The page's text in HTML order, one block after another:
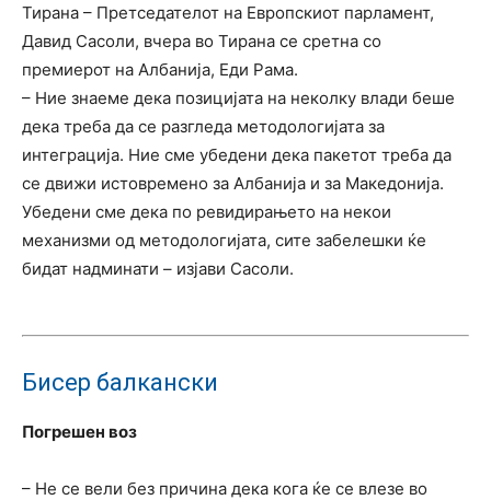
Тирана – Претседателот на Европскиот парламент,
Давид Сасоли, вчера во Тирана се сретна со
премиерот на Албанија, Еди Рама.
– Ние знаеме дека позицијата на неколку влади беше
дека треба да се разгледа методологијата за
интеграција. Ние сме убедени дека пакетот треба да
се движи истовремено за Албанија и за Македонија.
Убедени сме дека по ревидирањето на некои
механизми од методологијата, сите забелешки ќе
бидат надминати – изјави Сасоли.
Бисер балкански
Погрешен воз
– Не се вели без причина дека кога ќе се влезе во